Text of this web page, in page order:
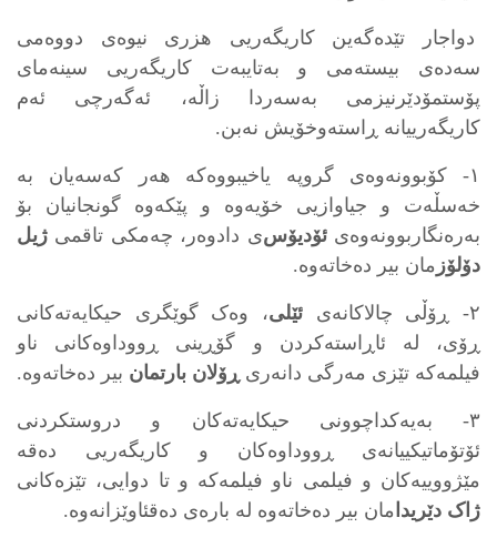
دواجار تێده‌گه‌ین کاریگه‌ریی هزری نیوه‌ی دووه‌می
سه‌ده‌ی بیسته‌می و به‌تایبه‌ت کاریگه‌ریی سینه‌مای
پۆستمۆدێرنیزمی به‌سه‌ردا زاڵه‌، ئه‌گه‌رچی ئه‌م
کاریگه‌رییانه‌ ڕاسته‌وخۆیش نه‌بن.
١- کۆبوونه‌وه‌ی گروپه‌ یاخیبووه‌که‌ هه‌ر که‌سه‌یان به‌
خه‌سڵه‌ت و جیاوازیی خۆیه‌وه‌ و پێکه‌وه‌ گونجانیان بۆ
به‌ره‌نگاربوونه‌وه‌یئۆدیۆس‌ی دادوەر، چه‌مکی تاقمی ژیل
دۆلۆز مان بیر ده‌خاته‌وه‌.
٢- ڕۆڵی چالاکانه‌ی ئێلی، وه‌ک گوێگری حیکایەته‌کانی
ڕۆی، له‌ ئاڕاسته‌کردن و گۆڕینی ڕووداوه‌کانی ناو
فیلمه‌که‌ تێزی مه‌رگی دانه‌ری ڕۆلان بارتمان بیر ده‌خاته‌وه‌.
٣- به‌یه‌کداچوونی حیکایەته‌کان و دروستکردنی
ئۆتۆماتیکییانه‌ی ڕووداوه‌کان و کاریگه‌ریی دەقە‌
مێژووییه‌کان و فیلمی ناو فیلمه‌که‌ و تا دوایی، تێزه‌کانی
ژاک دێریدا مان بیر ده‌خاته‌وه‌ له‌ باره‌ی ده‌قئاوێزانه‌وه‌.